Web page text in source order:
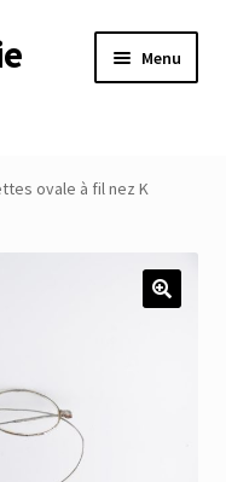
Menu
ovale à fil nez K